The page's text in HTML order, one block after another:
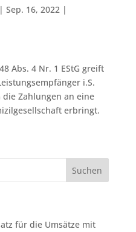
Sep. 16, 2022|
Abs. 4 Nr. 1 EStG greift
i.S.
die Zahlungen an eine
erbringt.
für die Umsätze mit